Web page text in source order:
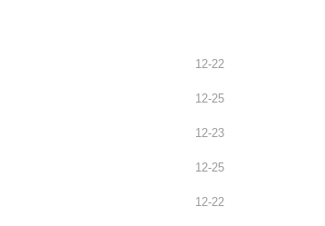
12-22
12-25
12-23
12-25
12-22